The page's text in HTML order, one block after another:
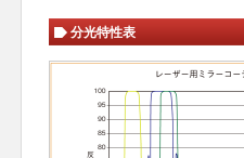
分光特性表